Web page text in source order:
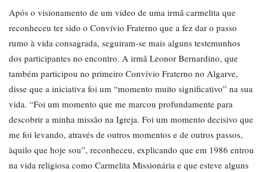
Após o visionamento de um vídeo de uma irmã carmelita que
reconheceu ter sido o Convívio Fraterno que a fez dar o passo
rumo à vida consagrada, seguiram-se mais alguns testemunhos
dos participantes no encontro. A irmã Leonor Bernardino, que
também participou no primeiro Convívio Fraterno no Algarve,
disse que a iniciativa foi um “momento muito significativo” na sua
vida. “Foi um momento que me marcou profundamente para
descobrir a minha missão na Igreja. Foi um momento decisivo que
me foi levando, através de outros momentos e de outros passos,
àquilo que hoje sou”, reconheceu, explicando que em 1986 entrou
na vida religiosa como Carmelita Missionária e que esteve alguns